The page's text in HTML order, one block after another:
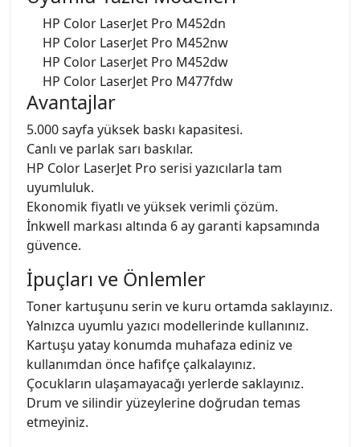
HP Color LaserJet Pro M452dn
HP Color LaserJet Pro M452nw
HP Color LaserJet Pro M452dw
HP Color LaserJet Pro M477fdw
Avantajlar
5.000 sayfa yüksek baskı kapasitesi.
Canlı ve parlak sarı baskılar.
HP Color LaserJet Pro serisi yazıcılarla tam
uyumluluk.
Ekonomik fiyatlı ve yüksek verimli çözüm.
İnkwell markası altında 6 ay garanti kapsamında
güvence.
İpuçları ve Önlemler
Toner kartuşunu serin ve kuru ortamda saklayınız.
Yalnızca uyumlu yazıcı modellerinde kullanınız.
Kartuşu yatay konumda muhafaza ediniz ve
kullanımdan önce hafifçe çalkalayınız.
Çocukların ulaşamayacağı yerlerde saklayınız.
Drum ve silindir yüzeylerine doğrudan temas
etmeyiniz.